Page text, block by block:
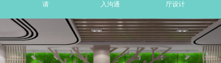
请
入沟通
厅设计